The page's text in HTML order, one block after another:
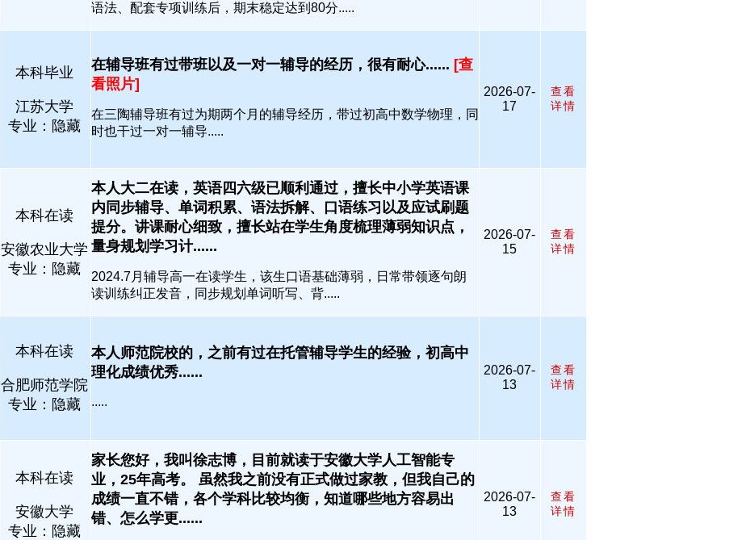
语法、配套专项训练后，期末稳定达到80分.....
本科毕业
江苏大学
专业：隐藏
在辅导班有过带班以及一对一辅导的经历，很有耐心...... [查
看照片]
在三陶辅导班有过为期两个月的辅导经历，带过初高中数学物理，同
时也干过一对一辅导.....
2026-07-
17
查看
详情
本科在读
安徽农业大学
专业：隐藏
本人大二在读，英语四六级已顺利通过，擅长中小学英语课
内同步辅导、单词积累、语法拆解、口语练习以及应试刷题
提分。讲课耐心细致，擅长站在学生角度梳理薄弱知识点，
量身规划学习计......
2024.7月辅导高一在读学生，该生口语基础薄弱，日常带领逐句朗
读训练纠正发音，同步规划单词听写、背.....
2026-07-
15
查看
详情
本科在读
合肥师范学院
专业：隐藏
本人师范院校的，之前有过在托管辅导学生的经验，初高中
理化成绩优秀......
.....
2026-07-
13
查看
详情
本科在读
安徽大学
专业：隐藏
家长您好，我叫徐志博，目前就读于安徽大学人工智能专
业，25年高考。 虽然我之前没有正式做过家教，但我自己的
成绩一直不错，各个学科比较均衡，知道哪些地方容易出
错、怎么学更......
2026-07-
13
查看
详情